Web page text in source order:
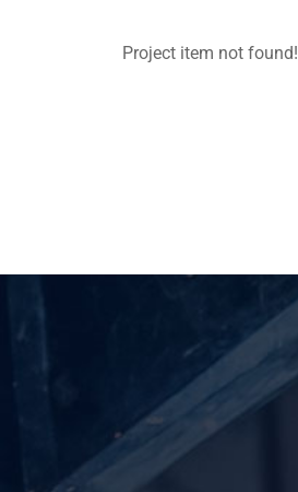
Project item not found!